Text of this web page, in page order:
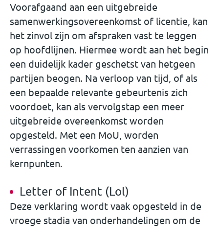
Voorafgaand aan een uitgebreide
samenwerkingsovereenkomst of licentie, kan
het zinvol zijn om afspraken vast te leggen
op hoofdlijnen. Hiermee wordt aan het begin
een duidelijk kader geschetst van hetgeen
partijen beogen. Na verloop van tijd, of als
een bepaalde relevante gebeurtenis zich
voordoet, kan als vervolgstap een meer
uitgebreide overeenkomst worden
opgesteld. Met een MoU, worden
verrassingen voorkomen ten aanzien van
kernpunten.
Letter of Intent (Lol)
Deze verklaring wordt vaak opgesteld in de
vroege stadia van onderhandelingen om de